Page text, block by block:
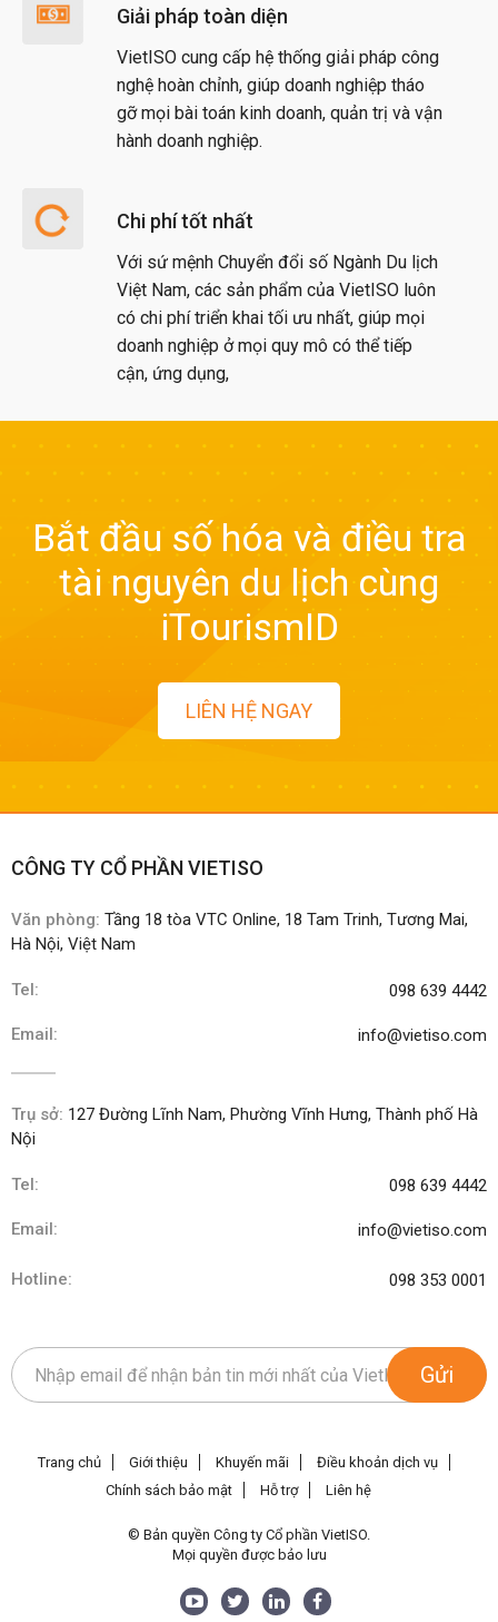
Giải pháp toàn diện
VietISO cung cấp hệ thống giải pháp công
nghệ hoàn chỉnh, giúp doanh nghiệp tháo
gỡ mọi bài toán kinh doanh, quản trị và vận
hành doanh nghiệp.
Chi phí tốt nhất
Với sứ mệnh Chuyển đổi số Ngành Du lịch
Việt Nam, các sản phẩm của VietISO luôn
có chi phí triển khai tối ưu nhất, giúp mọi
doanh nghiệp ở mọi quy mô có thể tiếp
cận, ứng dụng,
Bắt đầu số hóa và điều tra
tài nguyên du lịch cùng
iTourismID
LIÊN HỆ NGAY
CÔNG TY CỔ PHẦN VIETISO
Văn phòng: Tầng 18 tòa VTC Online, 18 Tam Trinh, Tương Mai,
Hà Nội, Việt Nam
Tel: 098 639 4442
Email: info@vietiso.com
Trụ sở: 127 Đường Lĩnh Nam, Phường Vĩnh Hưng, Thành phố Hà
Nội
Tel: 098 639 4442
Email: info@vietiso.com
Hotline: 098 353 0001
Gửi
Trang chủ Giới thiệu Khuyến mãi
Điều khoản dịch vụ
Chính sách bảo mật
Hỗ trợ Liên hệ
© Bản quyền Công ty Cổ phần VietISO.
Mọi quyền được bảo lưu